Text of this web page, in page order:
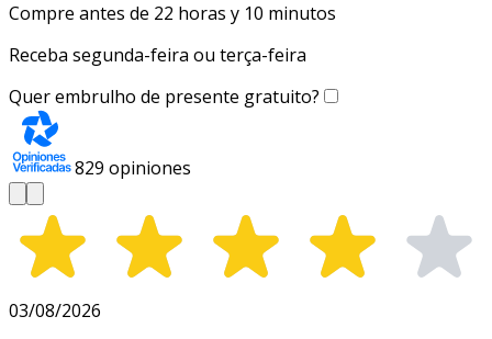
Compre antes de 22 horas y 10 minutos
Receba segunda-feira ou terça-feira
Quer embrulho de presente gratuito?
829 opiniones
03/08/2026